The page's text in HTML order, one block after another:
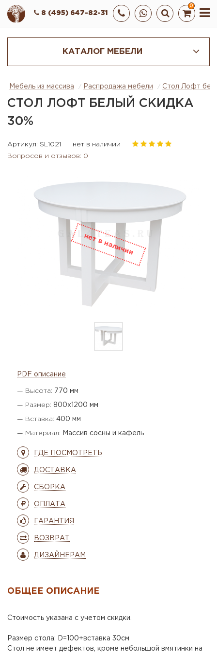
0
8 (495) 647-82-31
КАТАЛОГ МЕБЕЛИ
Мебель из массива Распродажа мебели Стол Лофт
СТОЛ ЛОФТ БЕЛЫЙ СКИДКА
30%
Артикул: SL1021
нет в наличии
Вопросов и отзывов: 0
PDF описание
— Высота: 770 мм
— Размер: 800х1200 мм
— Вставка: 400 мм
— Материал: Массив сосны и кафель
ГДЕ ПОСМОТРЕТЬ
ДОСТАВКА
СБОРКА
ОПЛАТА
ГАРАНТИЯ
ВОЗВРАТ
ДИЗАЙНЕРАМ
ОБЩЕЕ ОПИСАНИЕ
Стоимость указана с учетом скидки.
Размер стола: D=100+вставка 30см
Стол не имеет дефектов, кроме небольшой вмятинки на